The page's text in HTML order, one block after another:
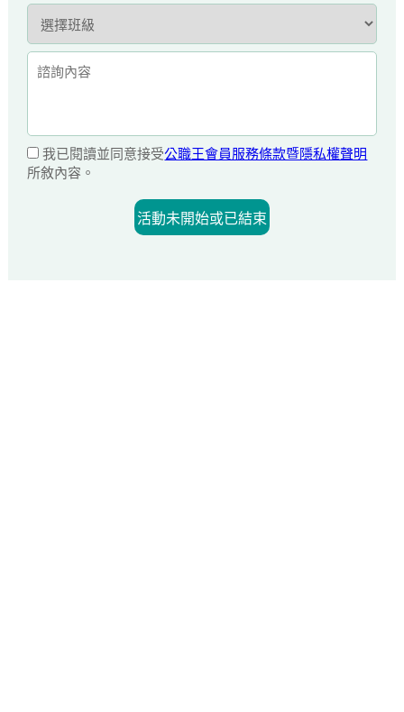
我已閱讀並同意接受公職王會員服務條款暨隱私權聲明
所敘內容。
活動未開始或已結束